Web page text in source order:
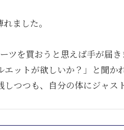
ました。
を買おうと思えば手が届き
ットが欲しいか？」と聞か
つつも、自分の体にジャス